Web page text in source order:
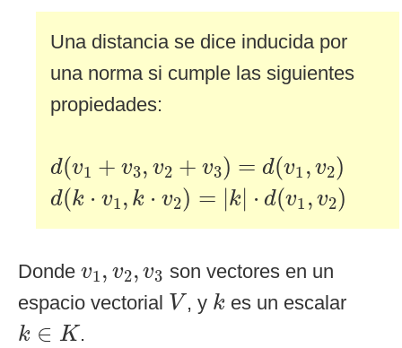
Una distancia se dice inducida por
una norma si cumple las siguientes
propiedades:
d(v1 + v3, v2 + v3) = d(v1 , v2)
d( + v d ,v
d(k ⋅ v1, k ⋅ v2) = |k| ⋅ d(v1 , v2)
d(k ⋅v =| d( v v2
Donde v1, v2, v3
v1 v2 v3 son vectores en un
espacio vectorial V
V, y k
k es un escalar
k ∈ K
k ∈ K .